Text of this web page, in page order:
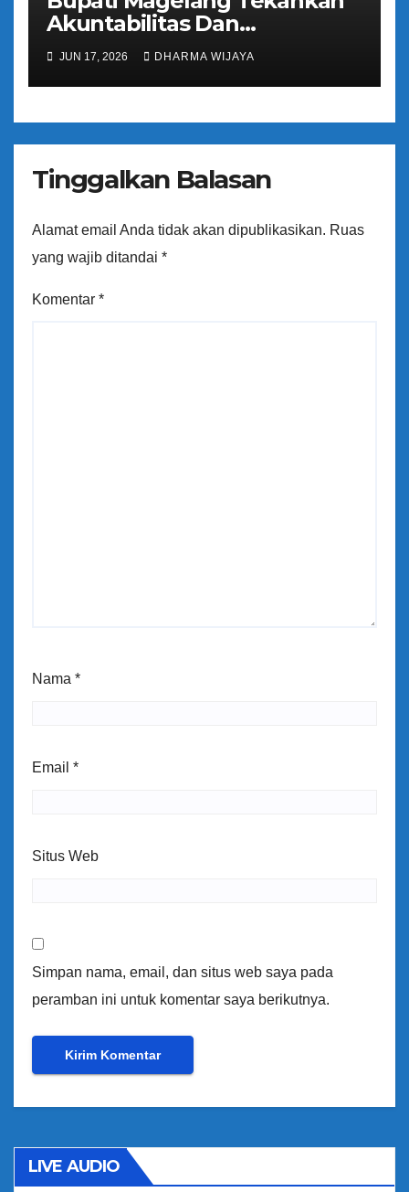
Akuntabilitas Dan
Tranparansi Pengelolaan
Bantuan Keuangan Parpol
JUN 17, 2026 DHARMA WIJAYA
Tinggalkan Balasan
Alamat email Anda tidak akan dipublikasikan. Ruas
yang wajib ditandai *
Komentar *
Nama *
Email *
Situs Web
Simpan nama, email, dan situs web saya pada
peramban ini untuk komentar saya berikutnya.
LIVE AUDIO